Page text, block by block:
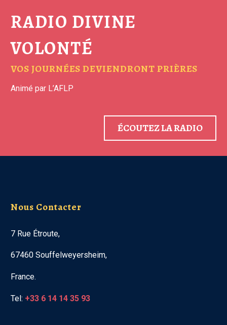
RADIO DIVINE
VOLONTÉ
VOS JOURNÉES DEVIENDRONT PRIÈRES
Animé par L’AFLP
ÉCOUTEZ LA RADIO
Nous Contacter
7 Rue Étroute,
67460 Souffelweyersheim,
France.
Tel: +33 6 14 14 35 93